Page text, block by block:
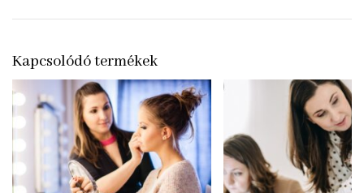
Kapcsolódó termékek